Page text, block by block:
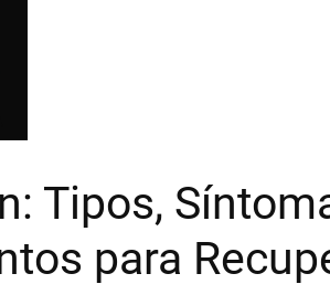
Tipos,
para